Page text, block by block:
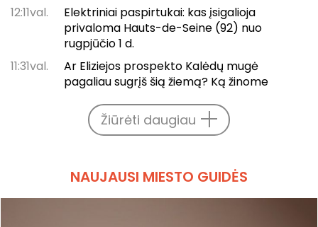
12:11val.
Elektriniai paspirtukai: kas įsigalioja
privaloma Hauts-de-Seine (92) nuo
rugpjūčio 1 d.
11:31val.
Ar Eliziejos prospekto Kalėdų mugė
pagaliau sugrįš šią žiemą? Ką žinome
Žiūrėti daugiau
NAUJAUSI MIESTO GUIDĖS